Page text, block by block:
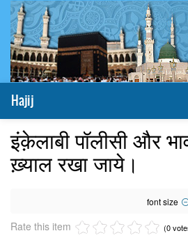
Hajij
इंक़ेलाबी पॉलीसी और
ख़्याल रखा जाये।
font size
Rate this item (0